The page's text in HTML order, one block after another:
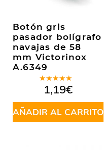
Botón gris
pasador bolígrafo
navajas de 58
mm Victorinox
A.6349
Valorado
en5.00de
5
1,19€
AÑADIR AL CARRITO